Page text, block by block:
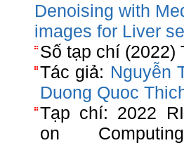
Denoising with
images for Liver
Số tạp chí (2022)
Tác giả: Nguyễn
Duong Quoc
Tạp chí: 2022
on